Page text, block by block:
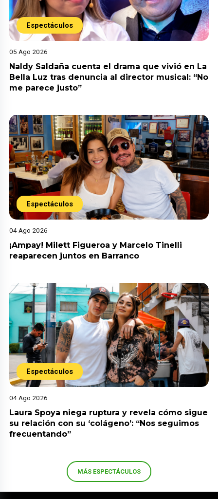
Espectáculos
05 Ago 2026
Naldy Saldaña cuenta el drama que vivió en La
Bella Luz tras denuncia al director musical: “No
me parece justo”
Espectáculos
04 Ago 2026
¡Ampay! Milett Figueroa y Marcelo Tinelli
reaparecen juntos en Barranco
Espectáculos
04 Ago 2026
Laura Spoya niega ruptura y revela cómo sigue
su relación con su ‘colágeno’: “Nos seguimos
frecuentando”
MÁS ESPECTÁCULOS